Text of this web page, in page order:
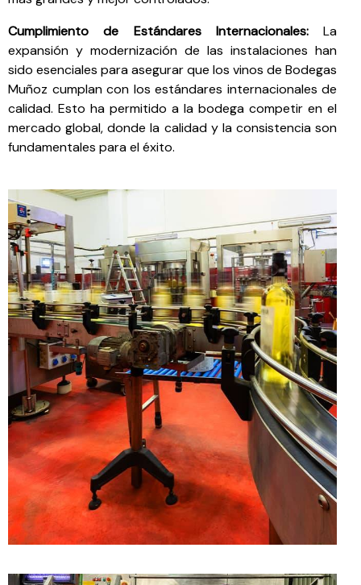
Cumplimiento de Estándares Internacionales:La
expansión y modernización de las instalaciones han
sido esenciales para asegurar que los vinos de Bodegas
Muñoz cumplan con los estándares internacionales de
calidad. Esto ha permitido a la bodega competir en el
mercado global, donde la calidad y la consistencia son
fundamentales para el éxito.